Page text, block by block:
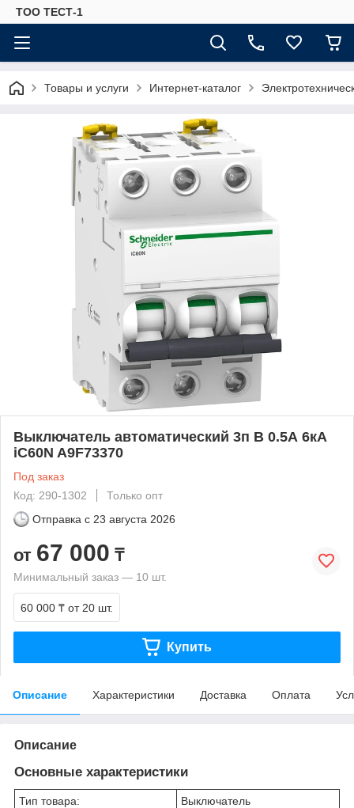
ТОО ТЕСТ-1
Товары и услуги Интернет-каталог
Выключатель автоматический 3п B 0.5А 6кА
iC60N A9F73370
Под заказ
Код: 290-1302
Только опт
Отправка с 23 августа 2026
от 67 000 ₸
Минимальный заказ — 10 шт.
60 000 ₸ от 20 шт.
Купить
Описание Характеристики Доставка Оплата
Описание
Основные характеристики
Тип товара:
Выключатель